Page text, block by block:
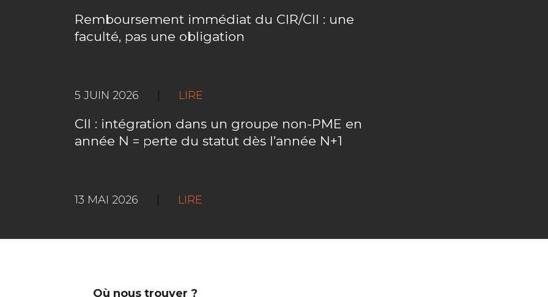
Remboursement immédiat du CIR/CII : une
faculté, pas une obligation
5 JUIN 2026 LIRE
CII : intégration dans un groupe non-PME en
année N = perte du statut dès l’année N+1
13 MAI 2026 LIRE
Où nous trouver ?